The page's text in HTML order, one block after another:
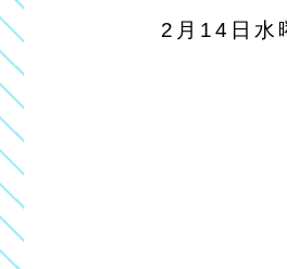
2月14日水